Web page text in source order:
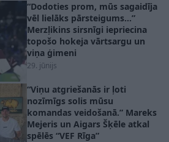
“Dodoties prom, mūs sagaidīja
vēl lielāks pārsteigums…”
Merzļikins sirsnīgi iepriecina
topošo hokeja vārtsargu un
viņa ģimeni
29. jūnijs
“Viņu atgriešanās ir ļoti
nozīmīgs solis mūsu
komandas veidošanā.” Mareks
Mejeris un Aigars Šķēle atkal
spēlēs “VEF Rīga”